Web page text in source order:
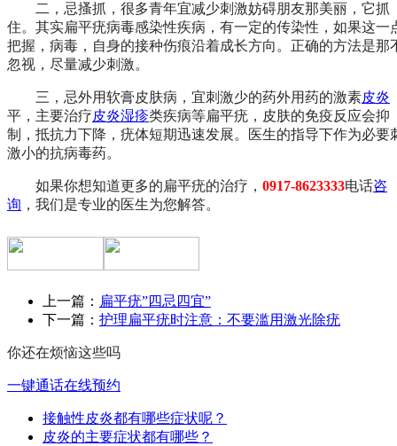
二，忌搔抓，很多青年宜减少刺激妨碍朋友那美丽，它抓
住。其实扁平疣病毒感染性疾病，有一定的传染性，如果这一
把握，病毒，自身的接种伤痕沿着成长方向。正确的方法是那
忽视，尽量减少刺激。
三，忌外用软膏皮肤病，宜刺激少的药外用药的激素皮炎
平，主要治疗皮炎湿疹类疾病等扁平疣，皮肤的免疫反应会抑
制，抵抗力下降，疣体短期迅速发展。医生的指导下作为必要
激小的抗病毒药。
如果你想知道更多的扁平疣的治疗， 0917-8623333电话咨
询 ，我们是专业的医生为您解答。
上一篇： 扁平疣”四忌四宜”
下一篇： 护理扁平疣时注意：不要滥用激光除疣
你还在烦恼这些吗
一键通话在线预约
接触性皮炎都有哪些症状呢？
皮炎的主要症状都有哪些？